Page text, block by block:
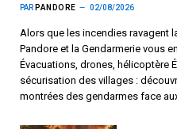
PAR PANDORE 02/08/2026
Alors que les incendies ravagent
Pandore et la Gendarmerie vous
Évacuations, drones, hélicoptère
sécurisation des villages :
montrées des gendarmes face